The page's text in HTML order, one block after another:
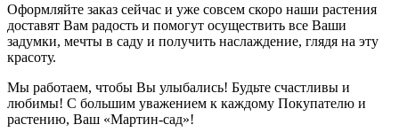
Оформляйте заказ сейчас и уже совсем скоро наши растения
доставят Вам радость и помогут осуществить все Ваши
задумки, мечты в саду и получить наслаждение, глядя на эту
красоту.
Мы работаем, чтобы Вы улыбались! Будьте счастливы и
любимы! С большим уважением к каждому Покупателю и
растению, Ваш «Мартин-сад»!